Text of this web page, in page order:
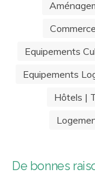
Equipements
Equipements
Hôtels |
De bonnes